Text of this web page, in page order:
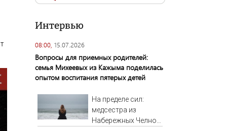
Интервью
08:00, 15.07.2026
Вопросы для приемных родителей:
семья Михеевых из Кажыма поделилась
опытом воспитания пятерых детей
На пределе сил:
медсестра из
Набережных Челнов